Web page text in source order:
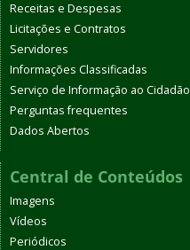
Receitas e Despesas
Licitações e Contratos
Servidores
Informações Classificadas
Serviço de Informação ao Cidadão
Perguntas frequentes
Dados Abertos
Central de Conteúdos
Imagens
Vídeos
Periódicos